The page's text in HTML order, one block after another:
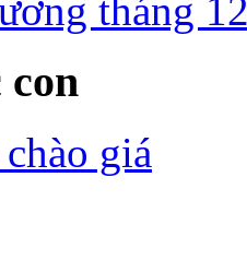
tháng
con
giá